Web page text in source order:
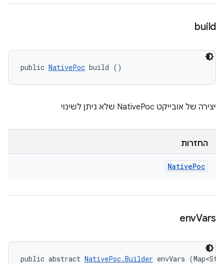
build
public NativePoc build ()
יצירה של אובייקט NativePoc שלא ניתן לשינוי
החזרות
NativePoc
envVars
public abstract NativePoc.Builder envVars